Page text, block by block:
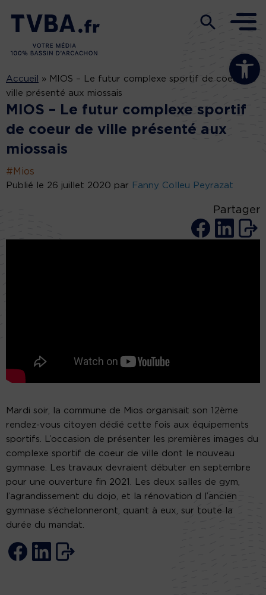
Ouvrir la
Accueil » MIOS – Le futur complexe sportif de coeur de
ville présenté aux miossais
MIOS – Le futur complexe sportif
de coeur de ville présenté aux
miossais
#Mios
Publié le 26 juillet 2020 par Fanny Colleu Peyrazat
Partager
Mardi soir, la commune de Mios organisait son 12ème
rendez-vous citoyen dédié cette fois aux équipements
sportifs. L’occasion de présenter les premières images du
complexe sportif de coeur de ville dont le nouveau
gymnase. Les travaux devraient débuter en septembre
pour une ouverture fin 2021. Les deux salles de gym,
l’agrandissement du dojo, et la rénovation d l’ancien
gymnase s’échelonneront, quant à eux, sur toute la
durée du mandat.